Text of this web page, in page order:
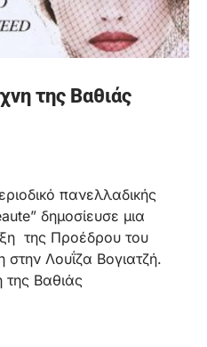
της Βαθιάς
πανελλαδικής
δημοσίευσε μια
της Προέδρου του
Λουΐζα Βογιατζή.
της Βαθιάς